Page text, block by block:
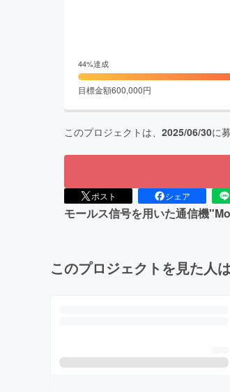
44%達成
目標金額600,000円
このプロジェクトは、 2025/06/30に
ポスト シェア
モールス信号を用いた通信機
このプロジェクトを見た人